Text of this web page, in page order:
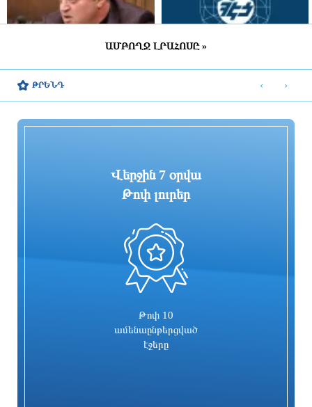
հավատարմագրային կառավարման.
Փաշինյան
Արամ Վարդևանյանը պարզաբանեց՝
արդյոք ցանկացե՞լ է լինել 9-րդ
գումարման ԱԺ պատգամավոր
Եվրասիական միջկառավարական
խորհրդի նիստին. օրակարգում նաեւ
ԱՄԲՈՂՋ ԼՐԱՀՈՍԸ »
ԹՐԵՆԴ
Վերջին 7 օրվա
Թոփ լուրեր
Թոփ 10
ամենաընթերցված
էջերը
‹ ›